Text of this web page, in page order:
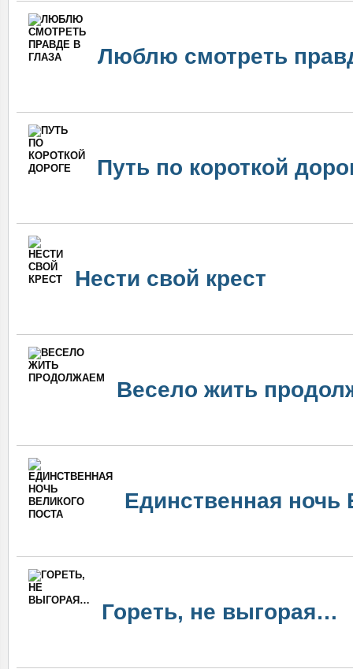
Люблю смотреть
Путь по короткой
Нести свой крест
Весело жить
Единственная ночь
Гореть, не выгорая…